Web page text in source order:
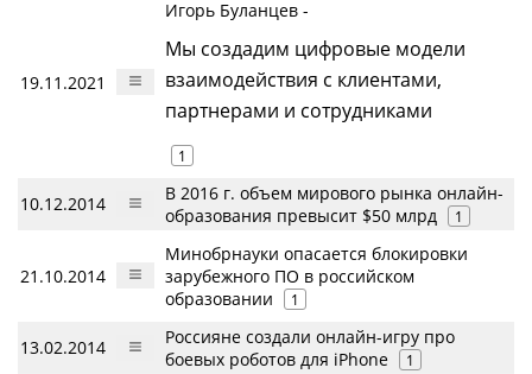
19.11.2021
Игорь Буланцев -
Мы создадим цифровые модели
взаимодействия с клиентами,
партнерами и сотрудниками
1
10.12.2014
В 2016 г. объем мирового рынка онлайн-
образования превысит $50 млрд
1
21.10.2014
Минобрнауки опасается блокировки
зарубежного ПО в российском
образовании
1
13.02.2014
Россияне создали онлайн-игру про
боевых роботов для iPhone
1